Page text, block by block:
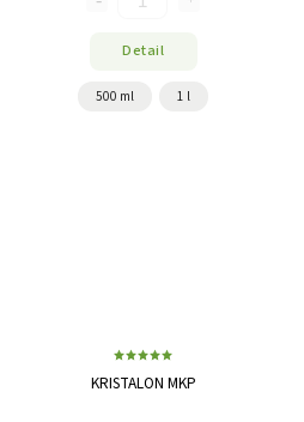
Detail
500 ml 1 l
KRISTALON MKP